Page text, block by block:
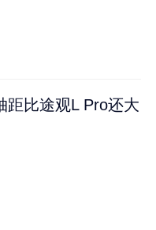
距比途观L Pro还大